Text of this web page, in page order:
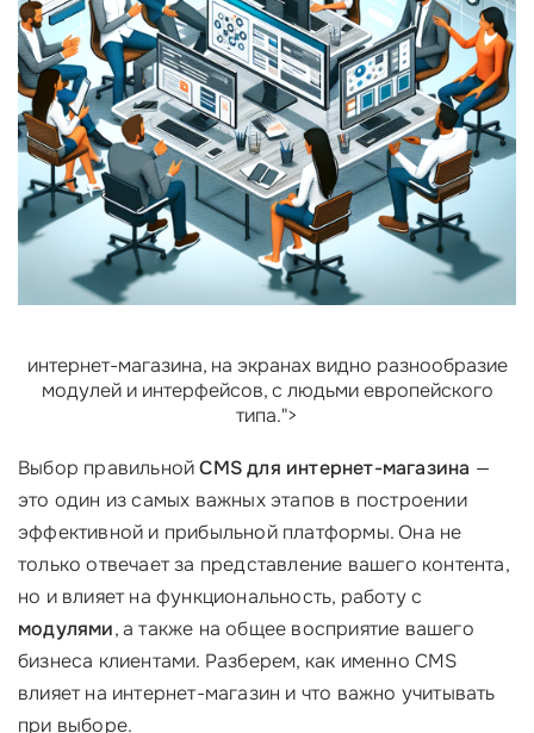
интернет-магазина, на экранах видно разнообразие
модулей и интерфейсов, с людьми европейского
типа.">
Выбор правильнойCMS для интернет-магазина —
это один из самых важных этапов в построении
эффективной и прибыльной платформы. Она не
только отвечает за представление вашего контента,
но и влияет на функциональность, работу с
модулями, а также на общее восприятие вашего
бизнеса клиентами. Разберем, как именно CMS
влияет на интернет-магазин и что важно учитывать
при выборе.